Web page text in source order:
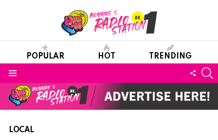
POPULAR HOT TRENDING
LOCAL